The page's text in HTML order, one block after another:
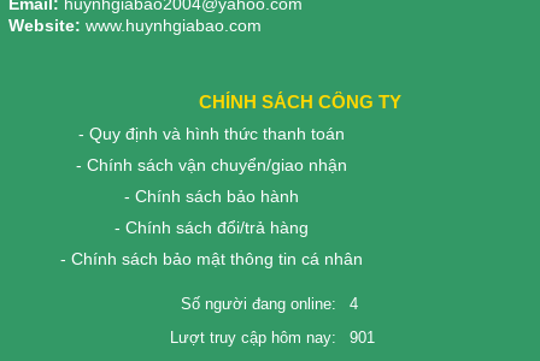
Website: www.huynhgiabao.com
CHÍNH SÁCH CÔNG TY
- Quy định và hình thức thanh toán
- Chính sách vận chuyển/giao nhận
- Chính sách bảo hành
- Chính sách đổi/trả hàng
- Chính sách bảo mật thông tin cá nhân
Số người đang online:
4
Lượt truy cập hôm nay:
901